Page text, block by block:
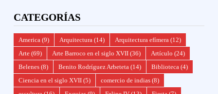
CATEGORÍAS
America (9) Arquitectura (14) Arquitectura efímera (12)
Arte (69) Arte Barroco en el siglo XVII (36) Artículo (24)
Belenes (8) Benito Rodríguez Arbeteta (14) Biblioteca (4)
Ciencia en el siglo XVII (5) comercio de indias (8)